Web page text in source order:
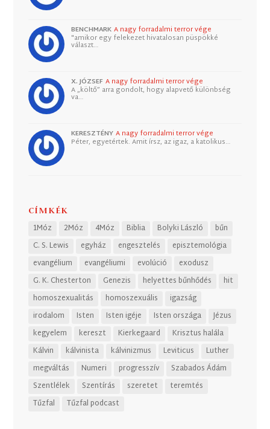
BENCHMARK A nagy forradalmi terror vége
"amikor egy felekezet hivatalosan püspökké
választ…
X. JÓZSEF A nagy forradalmi terror vége
A „költő” arra gondolt, hogy alapvető különbség
va…
KERESZTÉNY A nagy forradalmi terror vége
Péter, egyetértek. Amit írsz, az igaz, a katolikus…
CÍMKÉK
1Móz 2Móz 4Móz Biblia Bolyki László
bűn
C. S. Lewis
egyház engesztelés
episztemológia
evangélium
evangéliumi evolúció
exodusz
G. K. Chesterton
Genezis helyettes bűnhődés
hit
homoszexualitás
homoszexuális
igazság
irodalom
Isten Isten igéje Isten országa
Jézus
kegyelem
kereszt Kierkegaard
Krisztus halála
Kálvin
kálvinista kálvinizmus Leviticus
Luther
megváltás
Numeri progresszív
Szabados Ádám
Szentlélek
Szentírás szeretet
teremtés
Tűzfal
Tűzfal podcast